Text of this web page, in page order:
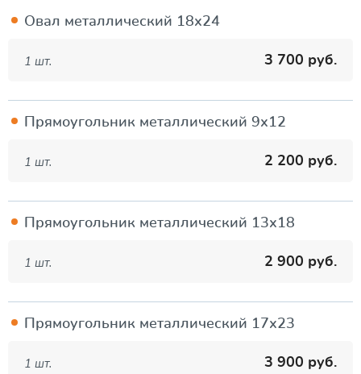
Овал металлический 18х24
1 шт. 3 700 руб.
Прямоугольник металлический 9х12
1 шт. 2 200 руб.
Прямоугольник металлический 13х18
1 шт. 2 900 руб.
Прямоугольник металлический 17х23
1 шт. 3 900 руб.